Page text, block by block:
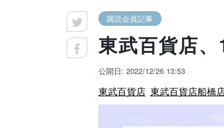
購読会員記事
東武百貨店
公開日: 2022/12/26 13:53
東武百貨店 東武百貨店船橋